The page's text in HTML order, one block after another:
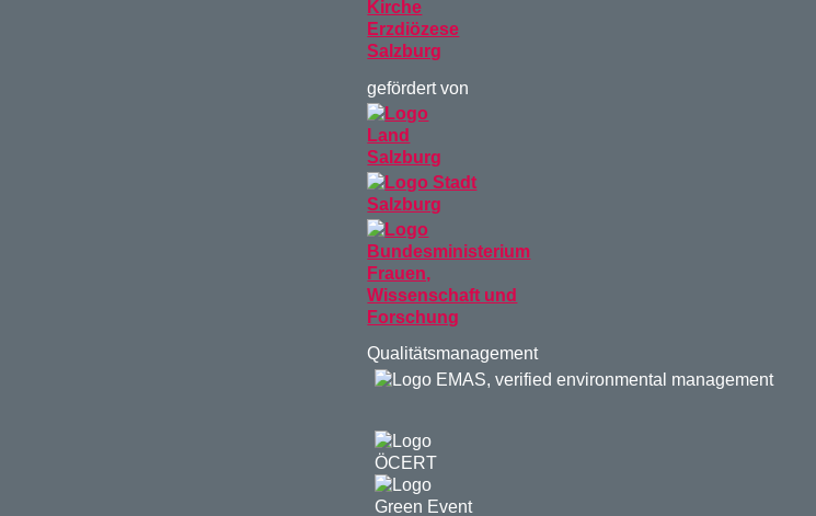
gefördert von
Qualitätsmanagement